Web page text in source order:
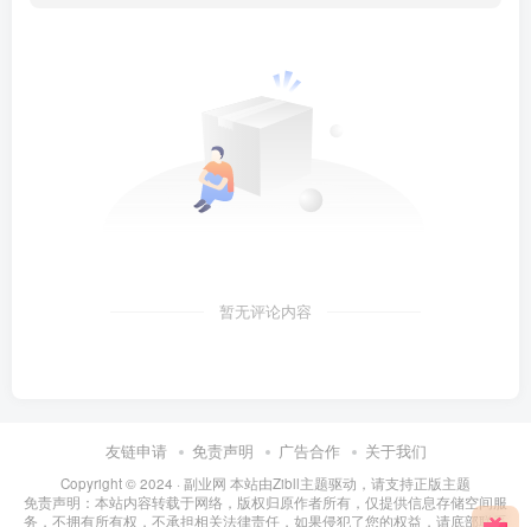
暂无评论内容
友链申请 免责声明 广告合作 关于我们
Copyright © 2024 · 副业网 本站由Zibll主题驱动，请支持正版主题
免责声明：本站内容转载于网络，版权归原作者所有，仅提供信息存储空间服
务，不拥有所有权，不承担相关法律责任，如果侵犯了您的权益，请底部联系